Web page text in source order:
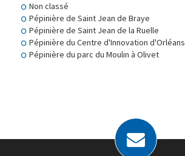
Non classé
Pépinière de Saint Jean de Braye
Pépinière de Saint Jean de la Ruelle
Pépinière du Centre d'Innovation d'Orléans
Pépinière du parc du Moulin à Olivet